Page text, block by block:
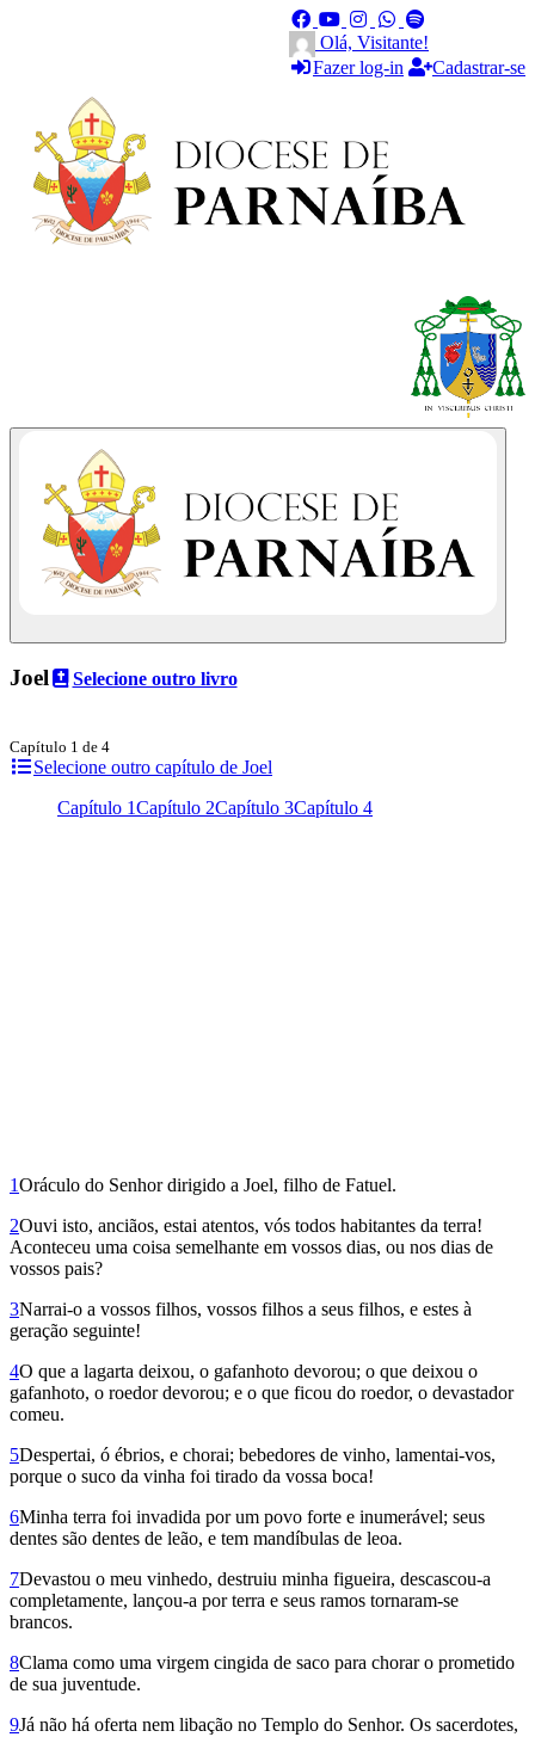
Olá, Visitante!
Fazer log-in
Cadastrar-se
Joel Selecione outro livro
Capítulo 1 de 4
Selecione outro capítulo de Joel
Capítulo 1Capítulo 2Capítulo 3Capítulo 4
1Oráculo do Senhor dirigido a Joel, filho de Fatuel.
2Ouvi isto, anciãos, estai atentos, vós todos habitantes da terra!
Aconteceu uma coisa semelhante em vossos dias, ou nos dias de
vossos pais?
3Narrai-o a vossos filhos, vossos filhos a seus filhos, e estes à
geração seguinte!
4O que a lagarta deixou, o gafanhoto devorou; o que deixou o
gafanhoto, o roedor devorou; e o que ficou do roedor, o devastador
comeu.
5Despertai, ó ébrios, e chorai; bebedores de vinho, lamentai-vos,
porque o suco da vinha foi tirado da vossa boca!
6Minha terra foi invadida por um povo forte e inumerável; seus
dentes são dentes de leão, e tem mandíbulas de leoa.
7Devastou o meu vinhedo, destruiu minha figueira, descascou-a
completamente, lançou-a por terra e seus ramos tornaram-se
brancos.
8Clama como uma virgem cingida de saco para chorar o prometido
de sua juventude.
9Já não há oferta nem libação no Templo do Senhor. Os sacerdotes,